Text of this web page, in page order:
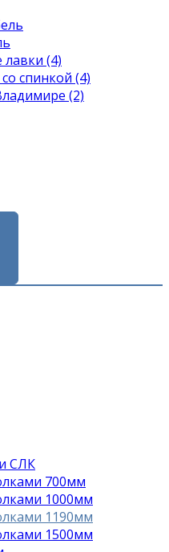
(4)
спинкой (4)
(2)
СЛК
700мм
1000мм
1190мм
1500мм